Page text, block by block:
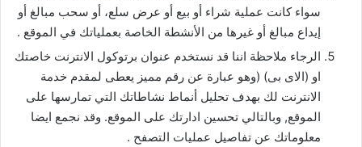
سواء كانت عملية شراء أو بيع أو عرض سلع، أو سحب مبالغ أو
إيداع مبالغ أو غيرها من الأنشطة الخاصة بعملياتك في الموقع .
الرجاء ملاحظة اننا قد نستخدم عنوان برتوكول الانترنت خاصتك
او (الاى بى) (وهو عبارة عن رقم مميز يعطى لمقدم خدمة
الانترنت لك بهدف تحليل أنماط نشاطاتك التي تمارسها على
الموقع, وبالتالي تحسين ادارتك على الموقع. وقد نجمع ايضا
معلوماتك عن تفاصيل عمليات التصفح .